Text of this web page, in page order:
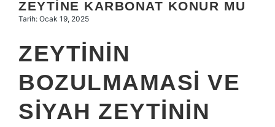
ZEYTINE KARBONAT KONUR MU
Tarih: Ocak 19, 2025
ZEYTININ
BOZULMAMASI VE
SIYAH ZEYTININ